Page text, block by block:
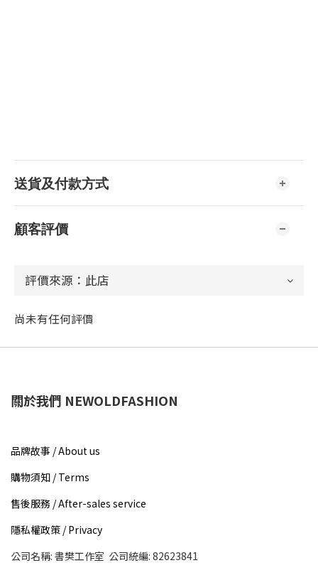
送貨及付款方式
顧客評價
尚未有任何評價
關於我們 NEWOLDFASHION
品牌故事 / About us​
購物須知 / Terms
售後服務 / After-sales service
隱私權政策 / Privacy
公司名稱: 書樊工作室 公司統編: 82623841